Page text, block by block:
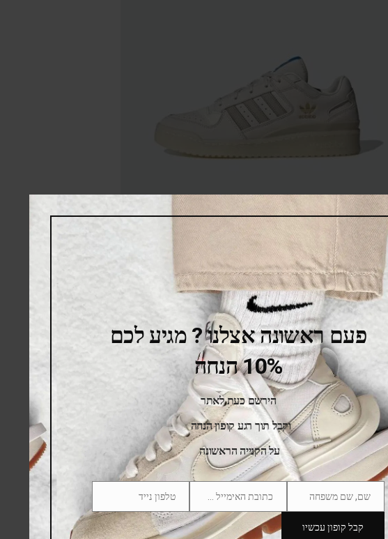
Adidas Forum 84
529.00₪
479.00 ₪
פעם ראשונה אצלנו ? מגיע לכם
10% הנחה
הירשם כעת לאתר
וקבל תוך רגע קופון הנחה
על הקנייה הראשונה
Name
שם, שם משפחה Email
Phone
Number
טלפון נייד
קבל קופון עכשיו